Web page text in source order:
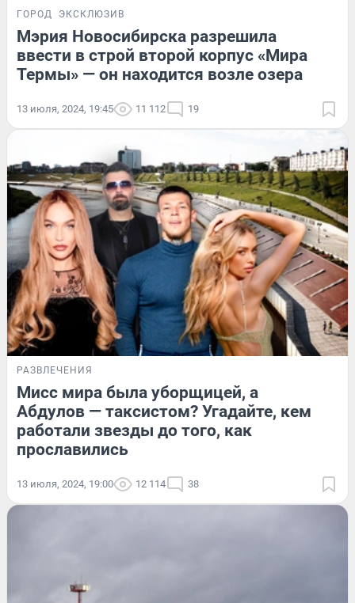
ГОРОД ЭКСКЛЮЗИВ
Мэрия Новосибирска разрешила
ввести в строй второй корпус «Мира
Термы» — он находится возле озера
13 июля, 2024, 19:45 11 112 19
РАЗВЛЕЧЕНИЯ
Мисс мира была уборщицей, а
Абдулов — таксистом? Угадайте, кем
работали звезды до того, как
прославились
13 июля, 2024, 19:00 12 114 38